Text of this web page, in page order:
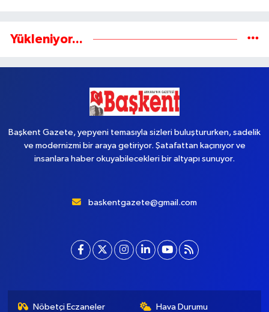
ve modernizmi bir araya getiriyor. Şatafattan kaçınıyor ve
baskentgazete@gmail.com